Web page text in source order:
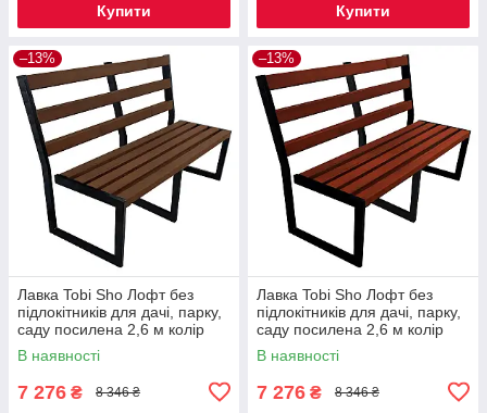
Купити Купити
–13%
Лавка Tobi Sho Лофт без
підлокітників для дачі, парку,
саду посилена 2,6 м колір
горіх
В наявності
7 276 ₴ 8 346 ₴
–13%
Лавка Tobi Sho Лофт без
підлокітників для дачі, парку,
саду посилена 2,6 м колір
махагоній
В наявності
7 276 ₴ 8 346 ₴